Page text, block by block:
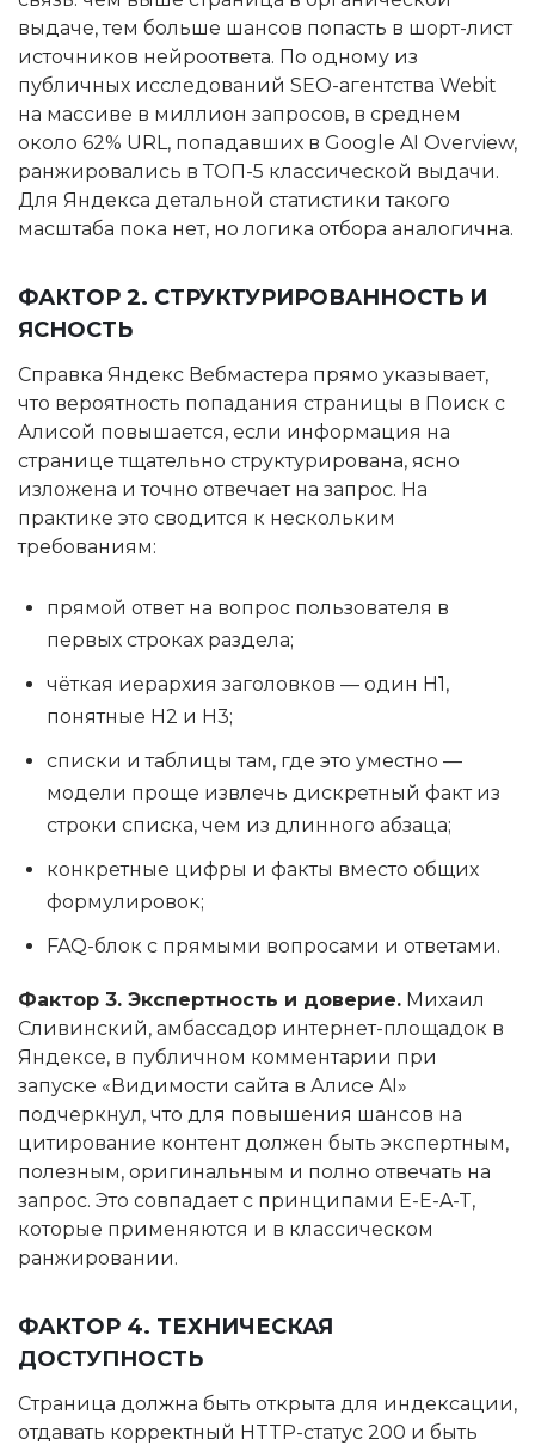
выдаче, тем больше шансов попасть в шорт-лист
источников нейроответа. По одному из
публичных исследований SEO-агентства Webit
на массиве в миллион запросов, в среднем
около 62% URL, попадавших в Google AI Overview,
ранжировались в ТОП-5 классической выдачи.
Для Яндекса детальной статистики такого
масштаба пока нет, но логика отбора аналогична.
ФАКТОР 2. СТРУКТУРИРОВАННОСТЬ И
ЯСНОСТЬ
Справка Яндекс Вебмастера прямо указывает,
что вероятность попадания страницы в Поиск с
Алисой повышается, если информация на
странице тщательно структурирована, ясно
изложена и точно отвечает на запрос. На
практике это сводится к нескольким
требованиям:
прямой ответ на вопрос пользователя в
первых строках раздела;
чёткая иерархия заголовков — один H1,
понятные H2 и H3;
списки и таблицы там, где это уместно —
модели проще извлечь дискретный факт из
строки списка, чем из длинного абзаца;
конкретные цифры и факты вместо общих
формулировок;
FAQ-блок с прямыми вопросами и ответами.
Фактор 3. Экспертность и доверие. Михаил
Сливинский, амбассадор интернет-площадок в
Яндексе, в публичном комментарии при
запуске «Видимости сайта в Алисе AI»
подчеркнул, что для повышения шансов на
цитирование контент должен быть экспертным,
полезным, оригинальным и полно отвечать на
запрос. Это совпадает с принципами E-E-A-T,
которые применяются и в классическом
ранжировании.
ФАКТОР 4. ТЕХНИЧЕСКАЯ
ДОСТУПНОСТЬ
Страница должна быть открыта для индексации,
отдавать корректный HTTP-статус 200 и быть